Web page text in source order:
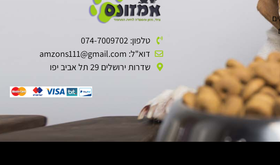
טלפון: 074-7009702
דוא"ל: amzons111@gmail.com
שדרות ירושלים 29 תל אביב יפו